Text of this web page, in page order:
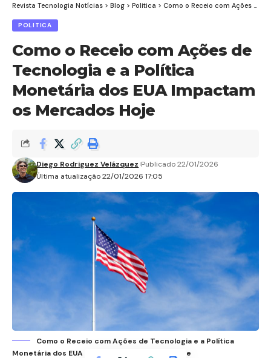
Revista Tecnologia Notícias > Blog > Politica > Como o Receio com Ações de Tecnologia e a Política Monetária dos EUA Impactam os Mercados Hoje
POLITICA
Como o Receio com Ações de
Tecnologia e a Política
Monetária dos EUA Impactam
os Mercados Hoje
Última atualização 22/01/2026 17:05
Diego Rodriguez Velázquez Publicado 22/01/2026
Como o Receio com Ações de Tecnologia e a Política
Monetária dos EUA Impactam os Mercados Hoje